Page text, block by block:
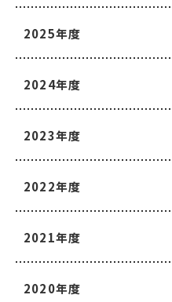
2025年度
2024年度
2023年度
2022年度
2021年度
2020年度